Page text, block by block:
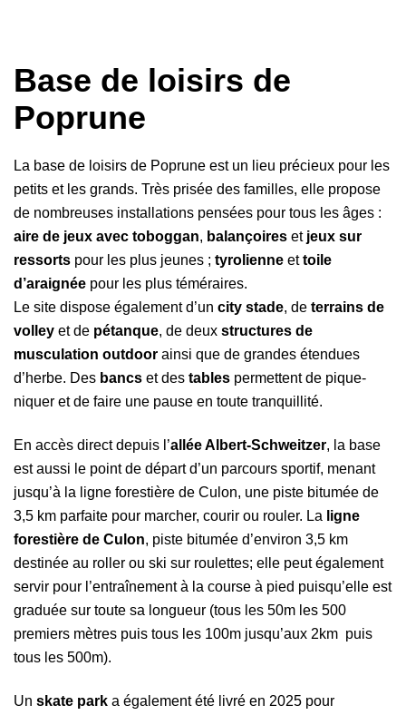
Base de loisirs de
Poprune
La base de loisirs de Poprune est un lieu précieux pour les
petits et les grands. Très prisée des familles, elle propose
de nombreuses installations pensées pour tous les âges :
aire de jeux avec toboggan, balançoires et jeux sur
ressorts pour les plus jeunes ; tyrolienne ettoile
d’araignée pour les plus téméraires.
Le site dispose également d’un city stade, de terrains de
volley et de pétanque, de deux structures de
musculation outdoor ainsi que de grandes étendues
d’herbe. Des bancs et des tables permettent de pique-
niquer et de faire une pause en toute tranquillité.
En accès direct depuis l’allée Albert-Schweitzer, la base
est aussi le point de départ d’un parcours sportif, menant
jusqu’à la ligne forestière de Culon, une piste bitumée de
3,5 km parfaite pour marcher, courir ou rouler. La ligne
forestière de Culon, piste bitumée d’environ 3,5 km
destinée au roller ou ski sur roulettes; elle peut également
servir pour l’entraînement à la course à pied puisqu’elle est
graduée sur toute sa longueur (tous les 50m les 500
premiers mètres puis tous les 100m jusqu’aux 2km puis
tous les 500m).
Un skate park a également été livré en 2025 pour